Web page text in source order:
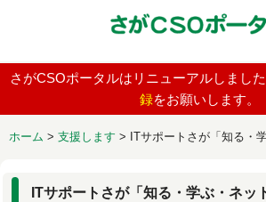
さがCSOポータルはリニューアルしまし
録をお願いします。
ホーム > 支援します > ITサポートさが「知る・
ITサポートさが「知る・学ぶ・ネッ